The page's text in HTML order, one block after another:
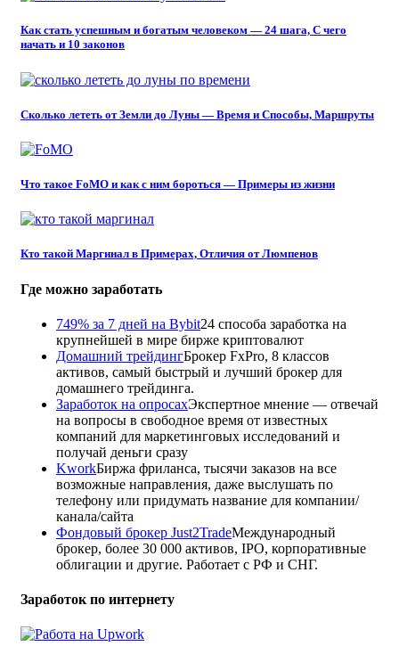
Как стать успешным и богатым человеком — 24 шага, С чего
начать и 10 законов
Сколько лететь от Земли до Луны — Время и Способы, Маршруты
Что такое FoMO и как с ним бороться — Примеры из жизни
Кто такой Маргинал в Примерах, Отличия от Люмпенов
Где можно заработать
749% за 7 дней на Bybit24 способа заработка на
крупнейшей в мире бирже криптовалют
Домашний трейдингБрокер FxPro, 8 классов
активов, самый быстрый и лучший брокер для
домашнего трейдинга.
Заработок на опросахЭкспертное мнение — отвечай
на вопросы в свободное время от известных
компаний для маркетинговых исследований и
получай деньги сразу
KworkБиржа фриланса, тысячи заказов на все
возможные направления, даже выслушать по
телефону или придумать название для компании/
канала/сайта
Фондовый брокер Just2TradeМеждународный
брокер, более 30 000 активов, IPO, корпоративные
облигации и другие. Работает с РФ и СНГ.
Заработок по интернету